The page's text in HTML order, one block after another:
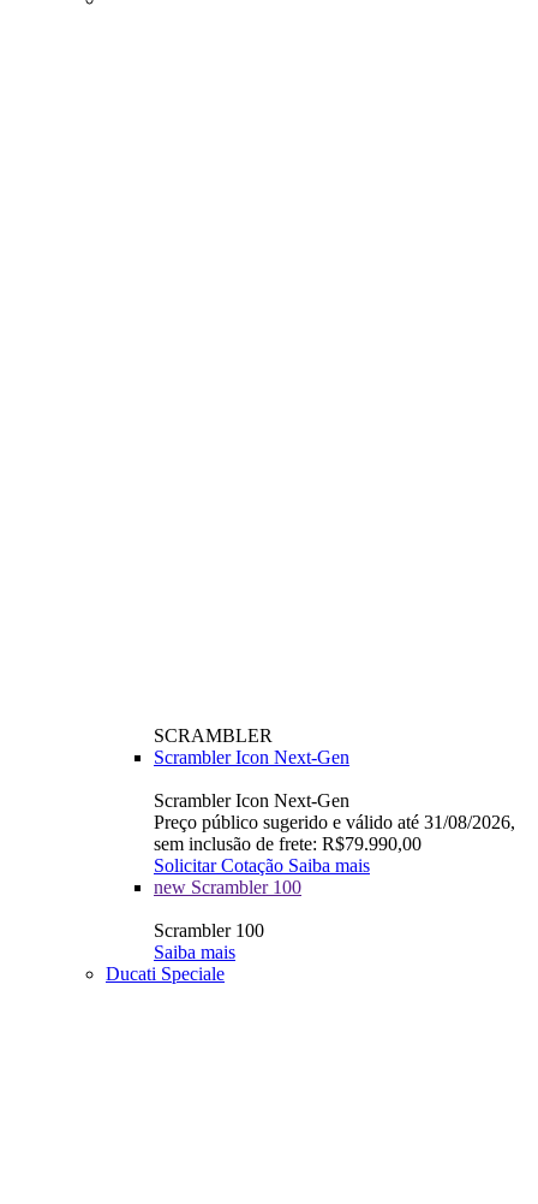
SCRAMBLER
Scrambler Icon Next-Gen
Scrambler Icon Next-Gen
Preço público sugerido e válido até 31/08/2026,
sem inclusão de frete: R$79.990,00
Solicitar Cotação Saiba mais
new Scrambler 100
Scrambler 100
Saiba mais
Ducati Speciale